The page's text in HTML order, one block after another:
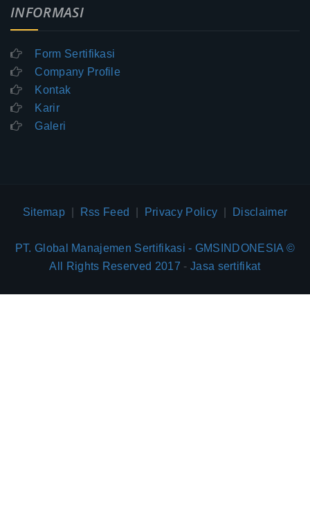
INFORMASI
Form Sertifikasi
Company Profile
Kontak
Karir
Galeri
Sitemap Rss Feed Privacy Policy Disclaimer
PT. Global Manajemen Sertifikasi - GMSINDONESIA ©
All Rights Reserved 2017 - Jasa sertifikat